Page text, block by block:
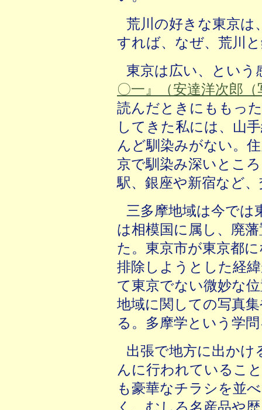
荒川の好きな東京は
すれば、なぜ、荒川
東京は広い、という
〇一』（安達洋次郎
読んだときにももっ
してきた私には、山
んど馴染みがない。
京で馴染み深いとこ
駅、銀座や新宿など
三多摩地域は今では
は相模国に属し、廃
た。東京市が東京都
排除しようとした経
て東京でない微妙な
地域に関しての写真
る。多摩学という学
出張で地方に出かけ
んに行われているこ
も豪華なチラシを並
く、むしろ名産品や